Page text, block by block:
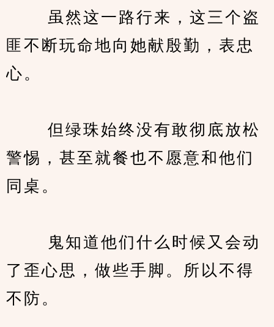
虽然这一路行来，这三个盗
匪不断玩命地向她献殷勤，表忠
心。
但绿珠始终没有敢彻底放松
警惕，甚至就餐也不愿意和他们
同桌。
鬼知道他们什么时候又会动
了歪心思，做些手脚。所以不得
不防。